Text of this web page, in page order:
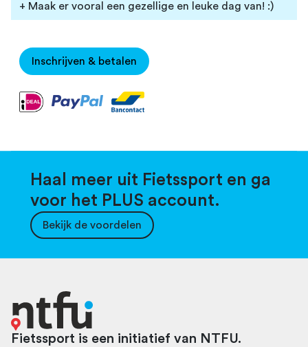
+ Maak er vooral een gezellige en leuke dag van! :)
Inschrijven & betalen
Haal meer uit Fietssport en ga
voor het PLUS account.
Bekijk de voordelen
Fietssport is een initiatief van NTFU.